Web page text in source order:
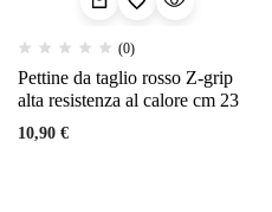
(0)
Pettine da taglio rosso Z-grip
alta resistenza al calore cm 23
10,90 €